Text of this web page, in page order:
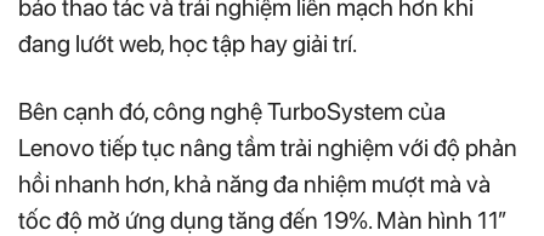
bảo thao tác và trải nghiệm liền mạch hơn khi
đang lướt web, học tập hay giải trí.
Bên cạnh đó, công nghệ TurboSystem của
Lenovo tiếp tục nâng tầm trải nghiệm với độ phản
hồi nhanh hơn, khả năng đa nhiệm mượt mà và
tốc độ mở ứng dụng tăng đến 19%. Màn hình 11”